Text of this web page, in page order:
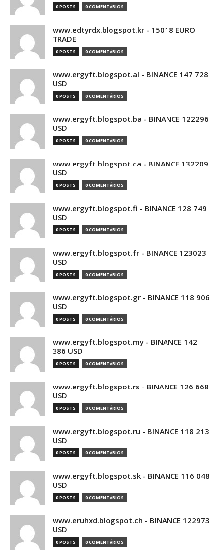
0 POSTS 0 COMENTÁRIOS
www.edtyrdx.blogspot.kr - 15018 EURO
TRADE
0 POSTS 0 COMENTÁRIOS
www.ergyft.blogspot.al - BINANCE 147 728
USD
0 POSTS 0 COMENTÁRIOS
www.ergyft.blogspot.ba - BINANCE 122296
USD
0 POSTS 0 COMENTÁRIOS
www.ergyft.blogspot.ca - BINANCE 132209
USD
0 POSTS 0 COMENTÁRIOS
www.ergyft.blogspot.fi - BINANCE 128 749
USD
0 POSTS 0 COMENTÁRIOS
www.ergyft.blogspot.fr - BINANCE 123023
USD
0 POSTS 0 COMENTÁRIOS
www.ergyft.blogspot.gr - BINANCE 118 906
USD
0 POSTS 0 COMENTÁRIOS
www.ergyft.blogspot.my - BINANCE 142
386 USD
0 POSTS 0 COMENTÁRIOS
www.ergyft.blogspot.rs - BINANCE 126 668
USD
0 POSTS 0 COMENTÁRIOS
www.ergyft.blogspot.ru - BINANCE 118 213
USD
0 POSTS 0 COMENTÁRIOS
www.ergyft.blogspot.sk - BINANCE 116 048
USD
0 POSTS 0 COMENTÁRIOS
www.eruhxd.blogspot.ch - BINANCE 122973
USD
0 POSTS 0 COMENTÁRIOS